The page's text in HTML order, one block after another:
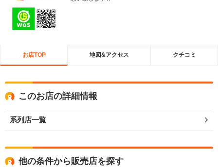
お店TOP 地図&アクセス クチコミ
このお店の詳細情報
系列店一覧
他の条件から販売店を探す